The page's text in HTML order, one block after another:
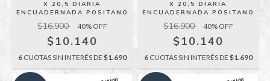
X 20,5 DIARIA
ENCUADERNADA POSITANO
$16.900 40% OFF
$10.140
6 CUOTAS SIN INTERÉS DE $1.690
X 20,5 DIARIA
ENCUADERNADA POSITANO
$16.900 40% OFF
$10.140
6 CUOTAS SIN INTERÉS DE $1.690